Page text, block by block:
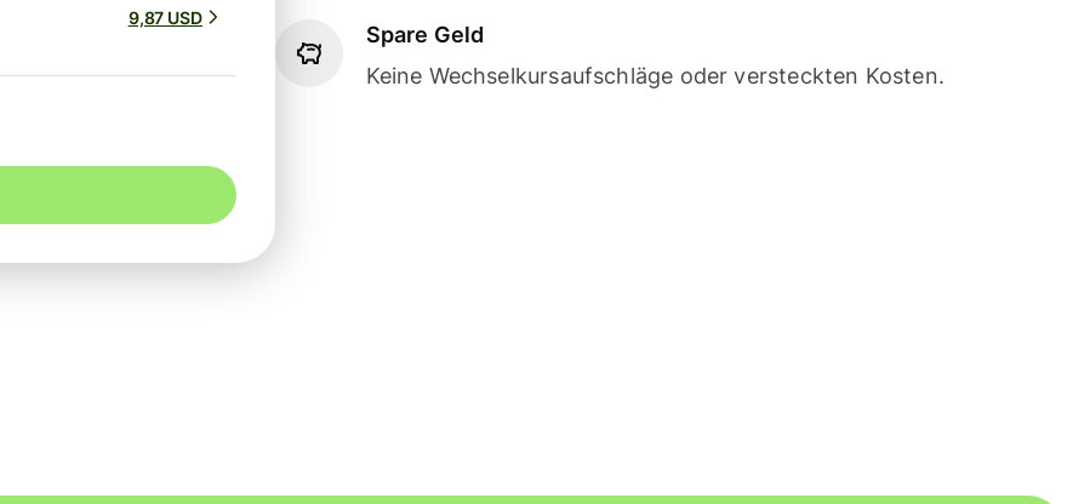
Spare Geld
Keine Wechselkursaufschläge oder versteckten Kosten.
9,87 USD